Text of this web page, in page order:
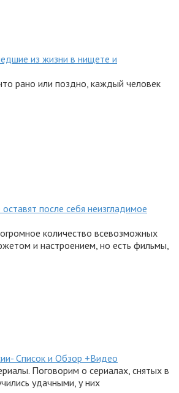
из жизни в нищете и
рано или поздно, каждый человек
после себя неизгладимое
количество всевозможных
и настроением, но есть фильмы,
Список и Обзор +Видео
Поговорим о сериалах, снятых в
удачными, у них